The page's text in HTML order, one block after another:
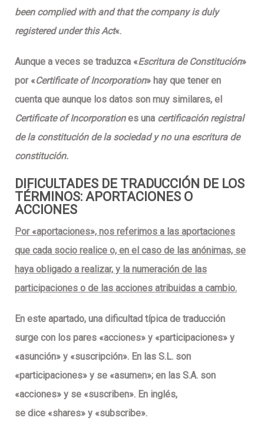
been complied with and that the company is duly
registered under this Act«.
Aunque a veces se traduzca «Escritura de Constitución»
por «Certificate of Incorporation» hay que tener en
cuenta que aunque los datos son muy similares, el
Certificate of Incorporationes una certificación registral
de la constitución de la sociedad y no una escritura de
constitución.
DIFICULTADES DE TRADUCCIÓN DE LOS
TÉRMINOS: APORTACIONES O
ACCIONES
Por «aportaciones», nos referimos a las aportaciones
que cada socio realice o, en el caso de las anónimas, se
haya obligado a realizar, y la numeración de las
participaciones o de las acciones atribuidas a cambio.
En este apartado, una dificultad típica de traducción
surge con los pares «acciones» y «participaciones» y
«asunción» y «suscripción». En las S.L. son
«participaciones» y se «asumen»; en las S.A. son
«acciones» y se «suscriben». En inglés,
se dice «shares» y «subscribe».